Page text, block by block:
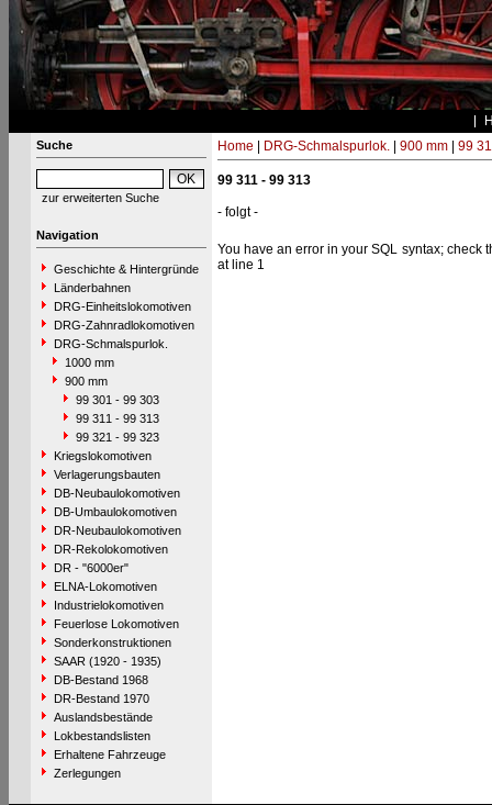
Suche
zur erweiterten Suche
Navigation
Geschichte & Hintergründe
Länderbahnen
DRG-Einheitslokomotiven
DRG-Zahnradlokomotiven
DRG-Schmalspurlok.
1000 mm
900 mm
99 301 - 99 303
99 311 - 99 313
99 321 - 99 323
Kriegslokomotiven
Verlagerungsbauten
DB-Neubaulokomotiven
DB-Umbaulokomotiven
DR-Neubaulokomotiven
DR-Rekolokomotiven
DR - "6000er"
ELNA-Lokomotiven
Industrielokomotiven
Feuerlose Lokomotiven
Sonderkonstruktionen
SAAR (1920 - 1935)
DB-Bestand 1968
DR-Bestand 1970
Auslandsbestände
Lokbestandslisten
Erhaltene Fahrzeuge
Zerlegungen
Home DRG-Schmalspurlok.| 900 mm| 99
99 311 - 99 313
- folgt -
You have an error in your SQL syntax; check
at line 1